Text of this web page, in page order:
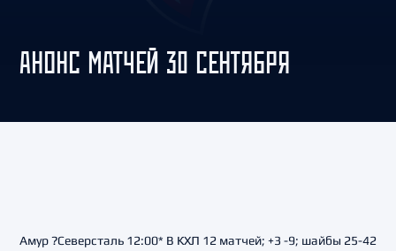
АНОНС МАТЧЕЙ 30 СЕНТЯБРЯ
Амур ?Северсталь 12:00* В КХЛ 12 матчей; +3 -9; шайбы 25-42